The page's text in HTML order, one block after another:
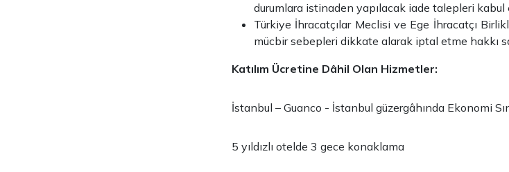
durumlara istinaden yapılacak iade talepleri
Türkiye İhracatçılar Meclisi ve Ege İhracatçı
mücbir sebepleri dikkate alarak iptal etme hakkı
Katılım Ücretine Dâhil Olan Hizmetler:
İstanbul – Guanco - İstanbul güzergâhında Ekonomi
5 yıldızlı otelde 3 gece konaklama